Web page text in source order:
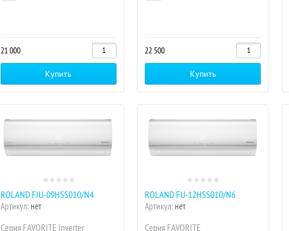
21 000
Купить
22 500
Купить
ROLAND FIU-09HSS010/N4
Артикул: нет
Серия FAVORITE Inverter
ROLAND FU-12HSS010/N6
Артикул: нет
Серия FAVORITE